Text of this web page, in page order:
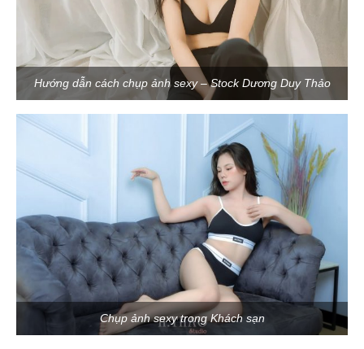
Hướng dẫn cách chụp ảnh sexy – Stock Dương Duy Thảo
Chụp ảnh sexy trong Khách sạn